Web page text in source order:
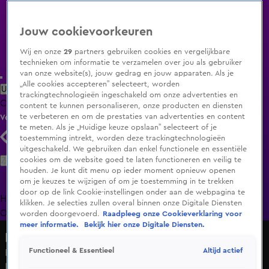
Uitzending Gemist Populaire programma's Zenders Genres
ClipsFilmsRadioSmart TV inlogShop
Volg KIJK
Zoeken
HomeUitzending Gemist Programma's De Bondgenoten
OranjezomerLivestreamsShop
Boer Frank zaait per ongeluk 85.000 vierkante meter
Jouw cookievoorkeuren
Wij en onze29 partners gebruiken cookies en vergelijkbare
technieken om informatie te verzamelen over jou als gebruiker
van onze website(s), jouw gedrag en jouw apparaten. Als je
„Alle cookies accepteren” selecteert, worden
trackingtechnologieën ingeschakeld om onze advertenties en
content te kunnen personaliseren, onze producten en diensten
te verbeteren en om de prestaties van advertenties en content
te meten. Als je „Huidige keuze opslaan” selecteert of je
toestemming intrekt, worden deze trackingtechnologieën
uitgeschakeld. We gebruiken dan enkel functionele en essentiële
cookies om de website goed te laten functioneren en veilig te
houden. Je kunt dit menu op ieder moment opnieuw openen
om je keuzes te wijzigen of om je toestemming in te trekken
door op de link Cookie-instellingen onder aan de webpagina te
klikken. Je selecties zullen overal binnen onze Digitale Diensten
worden doorgevoerd.
Raadpleeg onze Cookieverklaring voor
meer informatie.
Bekijk hier onze Digitale Diensten.
Functioneel & Essentieel Altijd actief